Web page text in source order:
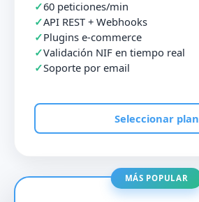
60 peticiones/min
API REST + Webhooks
Plugins e-commerce
Validación NIF en tiempo real
Soporte por email
Seleccionar plan
MÁS POPULAR